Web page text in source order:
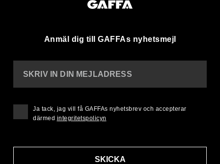
Anmäl dig till GAFFAs nyhetsmejl
SKRIV IN DIN MEJLADRESS
SKICKA
Ja tack, jag vill få GAFFAs nyhetsbrev och accepterar
därmed integritetspolicyn